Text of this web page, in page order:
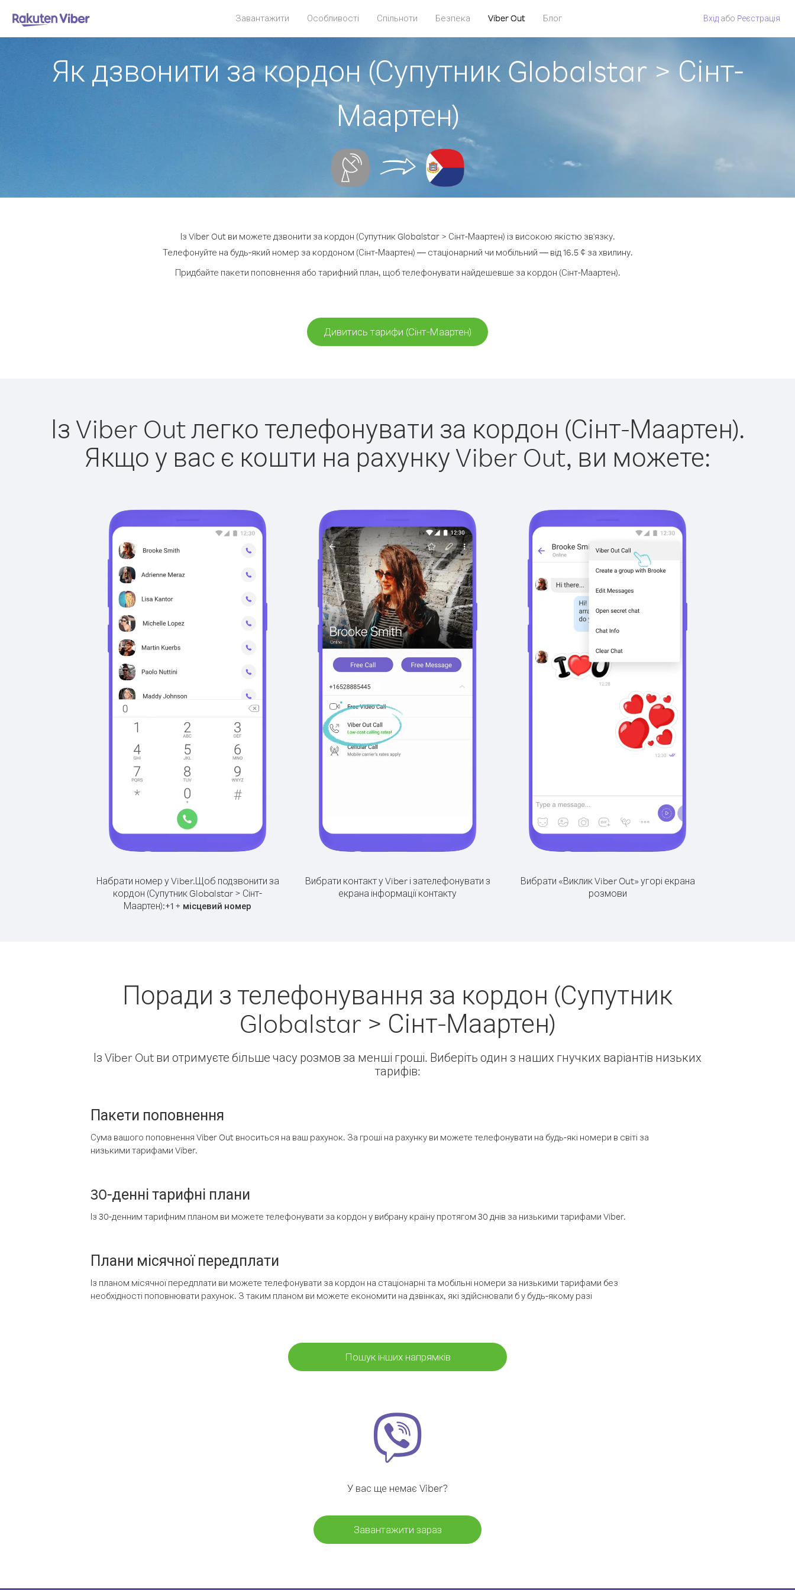
Завантажити Особливості Спільноти Безпека Viber Out Блог Вхід або Pеєстрація
Як дзвонити за кордон (Супутник Globalstar > Сінт-
Маартен)
Із Viber Out ви можете дзвонити за кордон (Супутник Globalstar > Сінт-Маартен) із високою якістю зв'язку.
Телефонуйте на будь-який номер за кордоном (Сінт-Маартен) — стаціонарний чи мобільний — від 16.5 ¢ за хвилину.
Придбайте пакети поповнення або тарифний план, щоб телефонувати найдешевше за кордон (Сінт-Маартен).
Дивитись тарифи (Сінт-Маартен)
Із Viber Out легко телефонувати за кордон (Сінт-Маартен).
Якщо у вас є кошти на рахунку Viber Out, ви можете:
Набрати номер у Viber.Щоб подзвонити за
кордон (Супутник Globalstar > Сінт-
Маартен):+1 + місцевий номер
Вибрати контакт у Viber і зателефонувати з
екрана інформації контакту
Вибрати «Виклик Viber Out» угорі екрана
розмови
Поради з телефонування за кордон (Супутник
Globalstar > Сінт-Маартен)
Із Viber Out ви отримуєте більше часу розмов за менші гроші. Виберіть один з наших гнучких варіантів низьких
тарифів:
Пакети поповнення
Сума вашого поповнення Viber Out вноситься на ваш рахунок. За гроші на рахунку ви можете телефонувати на будь-які номери в світі за
низькими тарифами Viber.
30-денні тарифні плани
Із 30-денним тарифним планом ви можете телефонувати за кордон у вибрану країну протягом 30 днів за низькими тарифами Viber.
Плани місячної передплати
Із планом місячної передплати ви можете телефонувати за кордон на стаціонарні та мобільні номери за низькими тарифами без
необхідності поповнювати рахунок. З таким планом ви можете економити на дзвінках, які здійснювали б у будь-якому разі
Пошук інших напрямків
У вас ще немає Viber?
Завантажити зараз